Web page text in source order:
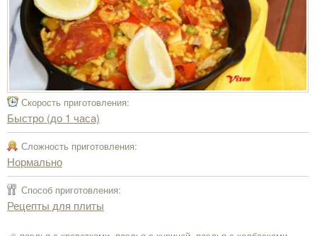
Скорость приготовления:
Быстро (до 1 часа)
Сложность приготовления:
Нормально
Способ приготовления:
Рецепты для плиты